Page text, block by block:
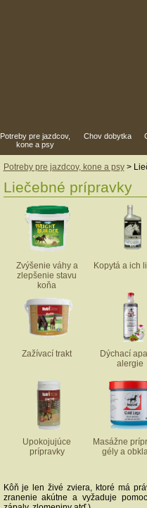
Potreby pre jazdcov,
kone a psy
Chov dobytka
Potreby pre jazdcov, kone a psy>
Liečebné prípravky
Zvýšenie váhy a
zlepšenie stavu
koňa
Kopytá a ich
Zažívací trakt
Dýchací
alergie
Upokojujúce
prípravky
Masážne
gély a
Kôň je len živé zviera, ktoré má
zranenie akútne a vyžaduje